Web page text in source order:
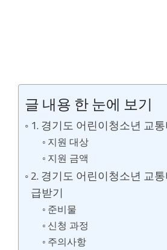
글 내용 한 눈에 보기
1. 경기도 어린이청소년 교
지원 대상
지원 금액
2. 경기도 어린이청소년 교
급받기
준비물
신청 과정
주의사항